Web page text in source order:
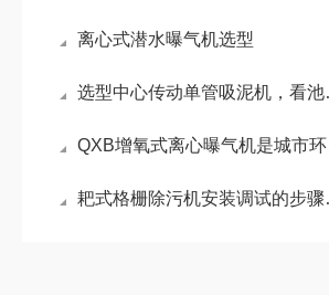
离心式潜水曝气机选型
选型中心传动单管吸泥机，看池径、污泥特性和预算
QXB增氧式离心曝气机是城市环保事业*一部分
耙式格栅除污机安装调试的步骤有哪些